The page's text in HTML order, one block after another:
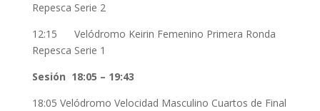
Repesca Serie 2
12:15 Velódromo Keirin Femenino Primera Ronda
Repesca Serie 1
Sesión 18:05 – 19:43
18:05 Velódromo Velocidad Masculino Cuartos de Final